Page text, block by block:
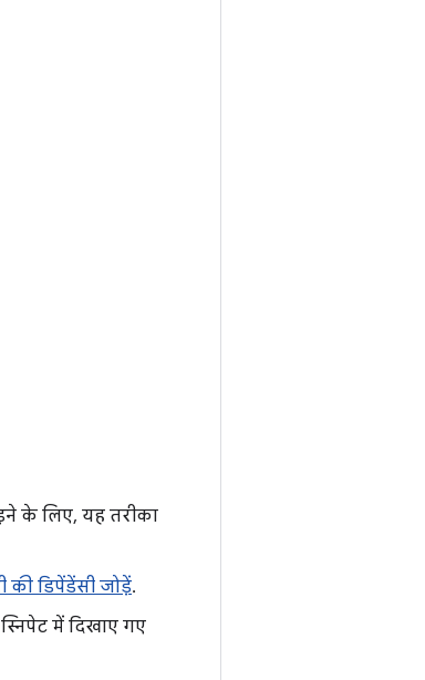
के लिए, यह तरीका
की डिपेंडेंसी जोड़ें.
में दिखाए गए